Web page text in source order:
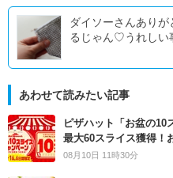
ダイソーさんあり
るじゃん♡うれしい
あわせて読みたい記事
ピザハット「お盆の10
最大60スライス獲得！
08月10日 11時30分